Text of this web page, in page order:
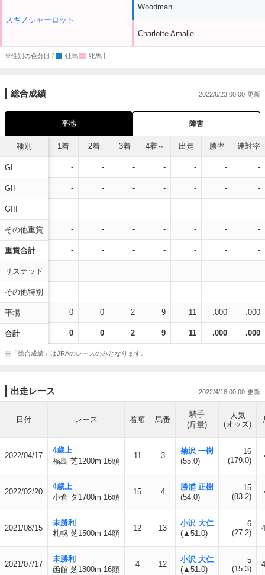
スギノシャーロット
Woodman
Charlotte Amalie
※性別の色分け [ :牡馬 :牝馬 ]
総合成績 2022/6/23 00:00
平地 障害
種別
GI
GII
GIII
その他重賞
重賞合計
リステッド
その他特別
平場
合計
1着 2着 3着 4着～ 出走 勝率 連対率
- - - - - - -
- - - - - - -
- - - - - - -
- - - - - - -
- - - - - - -
- - - - - - -
- - - - - - -
0 0 2 9 11 .000 .000
0 0 2 9 11 .000 .000
※「総合成績」はJRAのレースのみとなります。
出走レース 2022/4/18 00:00
日付 レース 着順 馬番
騎手
(斤量)
人気
(オッズ)
2022/04/17
4歳上
福島 芝1200m 16頭
11 3
菊沢 一樹
(55.0)
16
(179.0)
2022/02/20
4歳上
小倉 ダ1700m 16頭
15 4
勝浦 正樹
(54.0)
15
(83.2)
2021/08/15
未勝利
札幌 芝1500m 14頭
12 13
小沢 大仁
(▲51.0)
6
(27.2)
2021/07/17
未勝利
函館 芝1800m 16頭
4 12
小沢 大仁
(▲51.0)
5
(15.3)